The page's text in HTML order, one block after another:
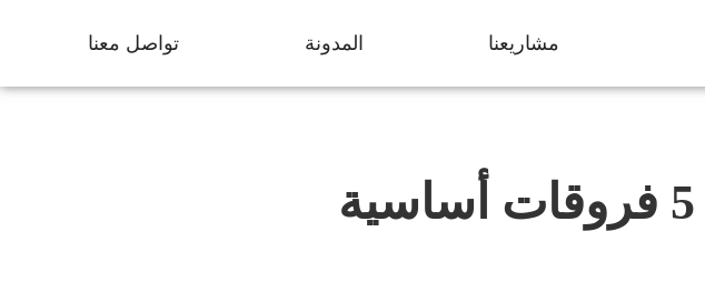
مشاريعنا المدونة تواصل معنا